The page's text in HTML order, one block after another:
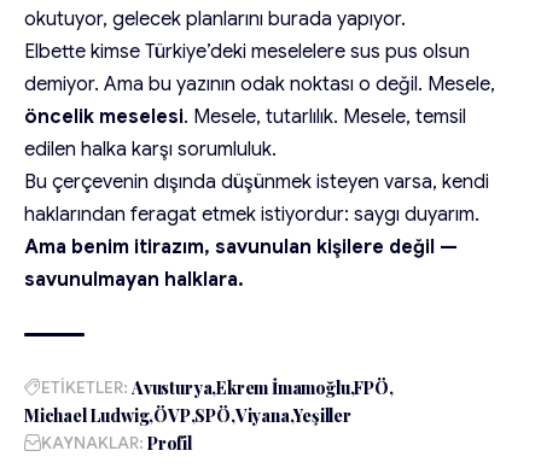
okutuyor, gelecek planlarını burada yapıyor.
Elbette kimse Türkiye’deki meselelere sus pus olsun
demiyor. Ama bu yazının odak noktası o değil. Mesele,
öncelik meselesi. Mesele, tutarlılık. Mesele, temsil
edilen halka karşı sorumluluk.
Bu çerçevenin dışında düşünmek isteyen varsa, kendi
haklarından feragat etmek istiyordur: saygı duyarım.
Ama benim itirazım, savunulan kişilere değil —
savunulmayan halklara.
ETİKETLER: Avusturya Ekrem İmamoğlu FPÖ
Michael Ludwig ÖVP SPÖ Viyana Yeşiller
KAYNAKLAR: Profil